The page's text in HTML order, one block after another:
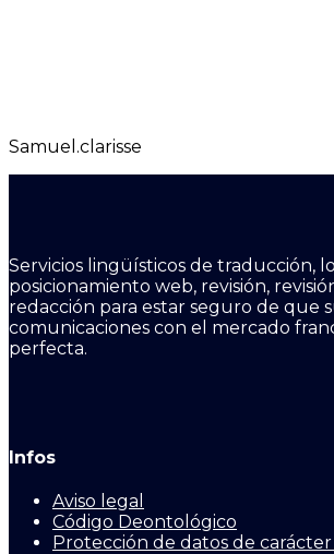
Samuel.clarisse
Servicios lingüísticos de traducción,
posicionamiento web, revisión,
redacción para estar seguro de que
comunicaciones con el mercado
perfecta.
Infos
Aviso legal
Código Deontológico
Protección de datos de carácter